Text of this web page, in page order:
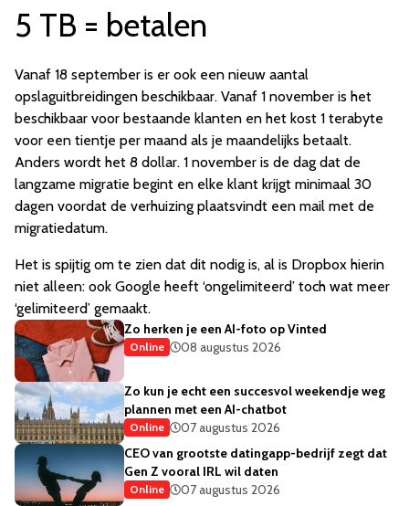
5 TB = betalen
Vanaf 18 september is er ook een nieuw aantal
opslaguitbreidingen beschikbaar. Vanaf 1 november is het
beschikbaar voor bestaande klanten en het kost 1 terabyte
voor een tientje per maand als je maandelijks betaalt.
Anders wordt het 8 dollar. 1 november is de dag dat de
langzame migratie begint en elke klant krijgt minimaal 30
dagen voordat de verhuizing plaatsvindt een mail met de
migratiedatum.
Het is spijtig om te zien dat dit nodig is, al is Dropbox hierin
niet alleen: ook Google heeft ‘ongelimiteerd’ toch wat meer
‘gelimiteerd’ gemaakt.
Zo herken je een AI-foto op Vinted
Online 08 augustus 2026
Zo kun je echt een succesvol weekendje weg
plannen met een AI-chatbot
Online
07 augustus 2026
CEO van grootste datingapp-bedrijf zegt dat
Gen Z vooral IRL wil daten
Online
07 augustus 2026